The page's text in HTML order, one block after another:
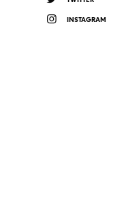
INSTAGRAM